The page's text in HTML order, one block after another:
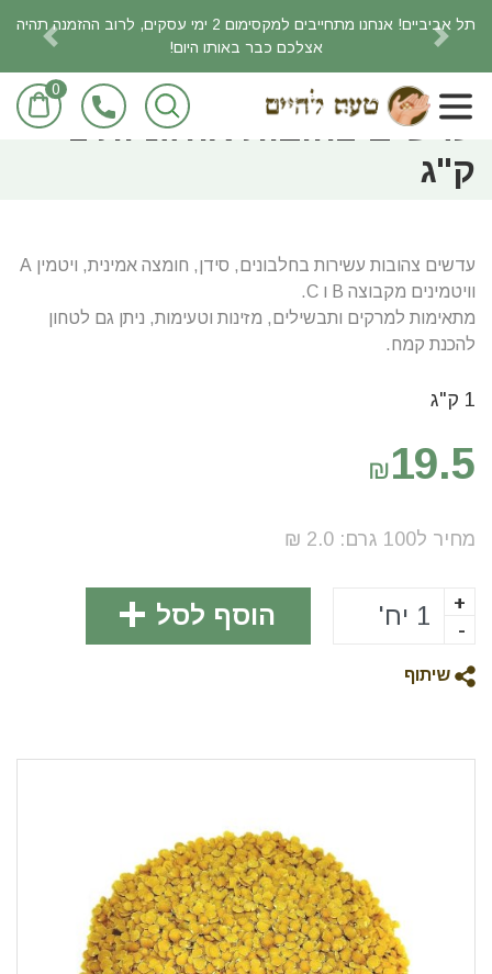
תל אביביים! אנחנו מתחייבים למקסימום 2 ימי עסקים, לרוב ההזמנה תהיה
אצלכם כבר באותו היום!
Next
0 ראשי מוצרי מזון/מכולת
עדשים צהובות אורגניות 1
ק"ג
עדשים צהובות עשירות בחלבונים, סידן, חומצה אמינית, ויטמין A
וויטמינים מקבוצה B ו C.
מתאימות למרקים ותבשילים, מזינות וטעימות, ניתן גם לטחון
להכנת קמח.
1 ק"ג
₪19.5
מחיר ל100 גרם:
2.0
₪
+
-
הוסף לסל
שיתוף